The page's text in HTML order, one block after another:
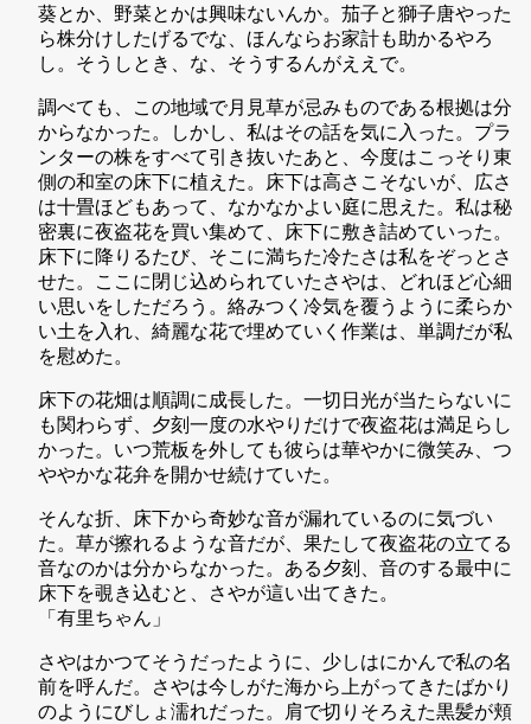
葵とか、野菜とかは興味ないんか。茄子と獅子唐やった
ら株分けしたげるでな、ほんならお家計も助かるやろ
し。そうしとき、な、そうするんがええで。
調べても、この地域で月見草が忌みものである根拠は分
からなかった。しかし、私はその話を気に入った。プラ
ンターの株をすべて引き抜いたあと、今度はこっそり東
側の和室の床下に植えた。床下は高さこそないが、広さ
は十畳ほどもあって、なかなかよい庭に思えた。私は秘
密裏に夜盗花を買い集めて、床下に敷き詰めていった。
床下に降りるたび、そこに満ちた冷たさは私をぞっとさ
せた。ここに閉じ込められていたさやは、どれほど心細
い思いをしただろう。絡みつく冷気を覆うように柔らか
い土を入れ、綺麗な花で埋めていく作業は、単調だが私
を慰めた。
床下の花畑は順調に成長した。一切日光が当たらないに
も関わらず、夕刻一度の水やりだけで夜盗花は満足らし
かった。いつ荒板を外しても彼らは華やかに微笑み、つ
ややかな花弁を開かせ続けていた。
そんな折、床下から奇妙な音が漏れているのに気づい
た。草が擦れるような音だが、果たして夜盗花の立てる
音なのかは分からなかった。ある夕刻、音のする最中に
床下を覗き込むと、さやが這い出てきた。
「有里ちゃん」
さやはかつてそうだったように、少しはにかんで私の名
前を呼んだ。さやは今しがた海から上がってきたばかり
のようにびしょ濡れだった。肩で切りそろえた黒髪が頬